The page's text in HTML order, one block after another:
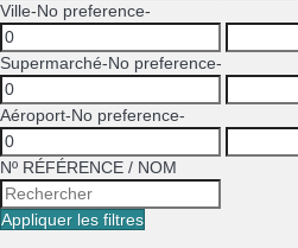
Ville-No preference-
Supermarché-No preference-
Aéroport-No preference-
Nº RÉFÉRENCE / NOM
Appliquer les filtres